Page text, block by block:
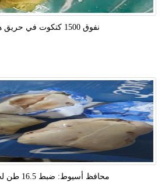
نفوق 1500 كتكوت في حريق هائل إندلع
محافظ أسيوط: ضبط 16.5 طن لحوم ودواجن